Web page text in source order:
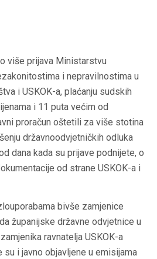
više prijava Ministarstvu
i nepravilnostima u
i USKOK-a, plaćanju sudskih
i 11 puta većim od
proračun oštetili za više stotina
državnoodvjetničkih odluka
dana kada su prijave podnijete, o
od strane USKOK-a i
bivše zamjenice
županijske državne odvjetnice u
ravnatelja USKOK-a
su i javno objavljene u emisijama